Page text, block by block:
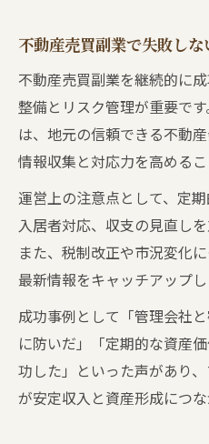
不動産売買副業で失敗し
不動産売買副業を継続的に
整備とリスク管理が重要で
は、地元の信頼できる不動
情報収集と対応力を高める
運営上の注意点として、定
入居者対応、収支の見直し
また、税制改正や市況変化
最新情報をキャッチアップし
成功事例として「管理会社
に防いだ」「定期的な資産
功した」といった声があり
が安定収入と資産形成につな